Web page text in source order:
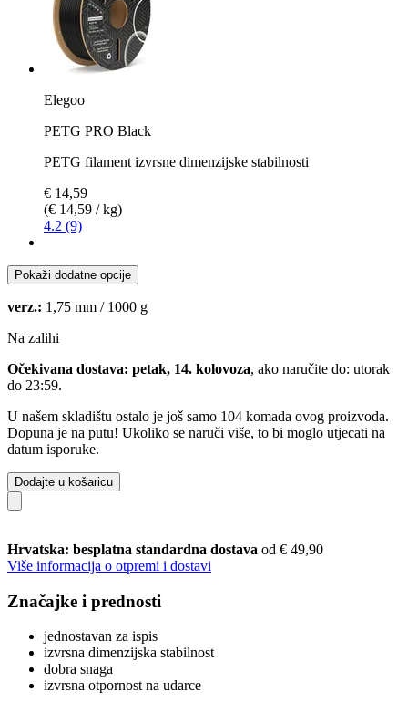
Elegoo
PETG PRO Black
PETG filament izvrsne dimenzijske stabilnosti
€ 14,59
(€ 14,59 / kg)
4.2 (9)
Pokaži dodatne opcije
verz.: 1,75 mm / 1000 g
Na zalihi
Očekivana dostava: petak, 14. kolovoza, ako naručite do: utorak
do 23:59.
U našem skladištu ostalo je još samo 104 komada ovog proizvoda.
Dopuna je na putu! Ukoliko se naruči više, to bi moglo utjecati na
datum isporuke.
Dodajte u košaricu
Hrvatska: besplatna standardna dostava od € 49,90
Više informacija o otpremi i dostavi
Značajke i prednosti
jednostavan za ispis
izvrsna dimenzijska stabilnost
dobra snaga
izvrsna otpornost na udarce